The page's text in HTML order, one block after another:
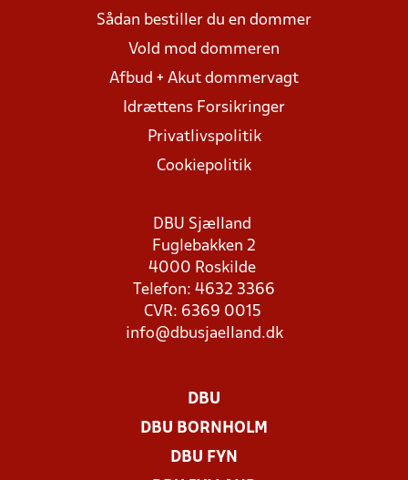
Sådan bestiller du en dommer
Vold mod dommeren
Afbud + Akut dommervagt
Idrættens Forsikringer
Privatlivspolitik
Cookiepolitik
DBU Sjælland
Fuglebakken 2
4000 Roskilde
Telefon: 4632 3366
CVR: 6369 0015
info@dbusjaelland.dk
DBU
DBU BORNHOLM
DBU FYN